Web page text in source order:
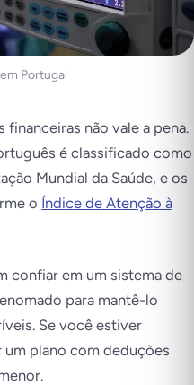
Portugal
não vale a pena.
é classificado como
Mundial da Saúde, e os
o Índice de Atenção à
confiar em um sistema de
para mantê-lo
Se você estiver
plano com deduções